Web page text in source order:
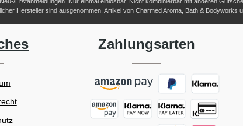
Hersteller sind ausgenommen. Artikel von Charmed Aroma, Bath & Bodyworks
Zahlungsarten